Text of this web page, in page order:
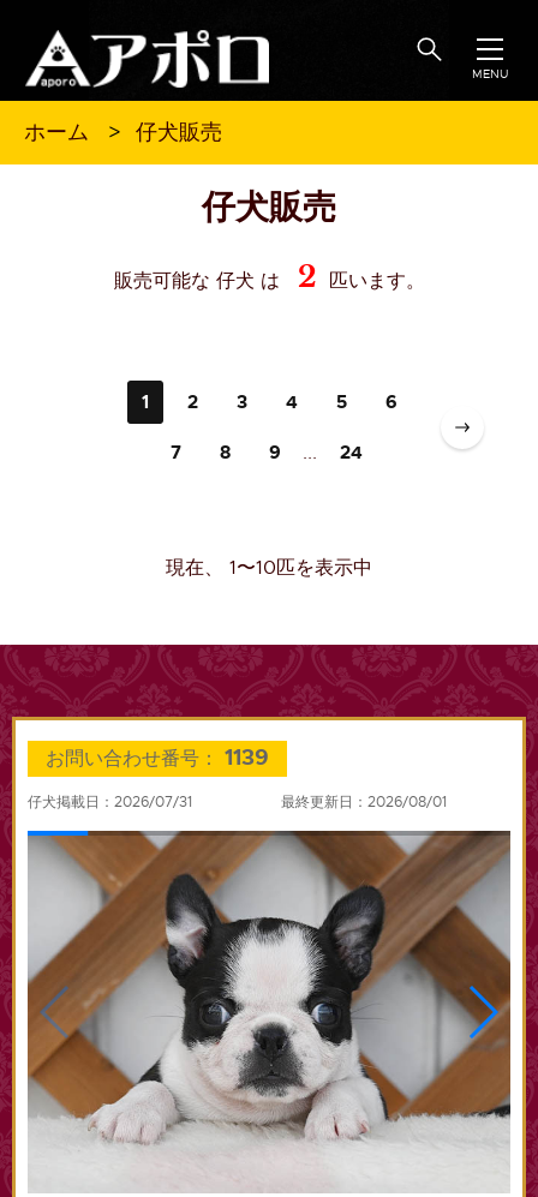
MENU
ホーム 仔犬販売
仔犬販売
販売可能な 仔犬 は 2 匹います。
1 2 3 4 5 6
7 8 9 ... 24
現在、 1〜10匹を表示中
お問い合わせ番号： 1139
仔犬掲載日：2026/07/31 最終更新日：2026/08/01